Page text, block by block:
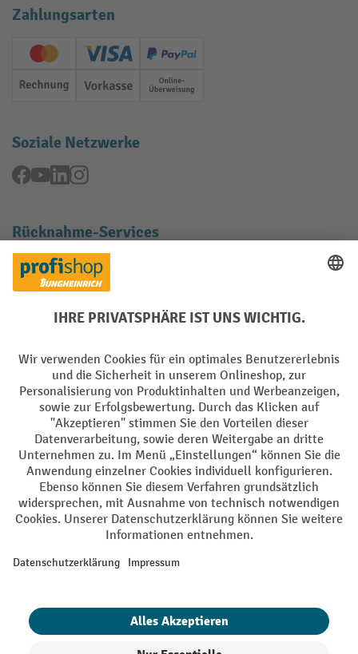
Zahlungsarten
Creditcard (Master)Creditcard (Visa)
PayPal
Rechnung Vorkasse Online-Überweisung
Soziale Netzwerke
Facebook
YouTubeLinkedInInstagram
Rücknahme-Services
Elektrogeräte Rückname
Batterie Rückname
Impressum Datenschutz
Barrierefreiheit Grounding Page Privacy Settings
Alle Preise exkl. gesetzl. Mehrwertsteuer zzgl.Versandkostenund ggf.
Nachnahmegebühren, wenn nicht anders angegeben.
¹ Der Rabatt gilt so lange der Vorrat reicht. Der Rabatt gilt nicht auf
oder Gutscheinen ist nicht möglich. | ² Der Rabatt wird einmalig bei
eingelöst werden. Die Höhe des Rabatts variiert je nach
Produktkategorie und beträgt bis zu 10 % (10 % auf Lager, Umwelt,